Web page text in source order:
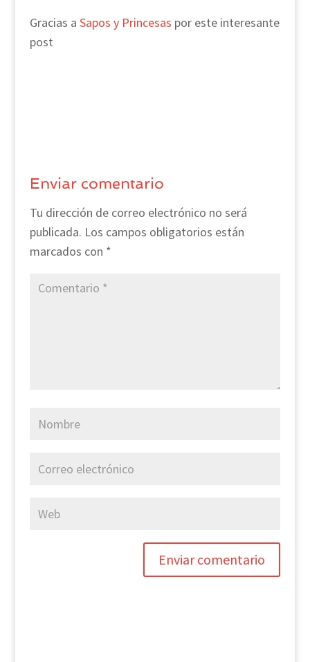
Gracias a Sapos y Princesas por este interesante
post
Enviar comentario
Tu dirección de correo electrónico no será
publicada. Los campos obligatorios están
marcados con *